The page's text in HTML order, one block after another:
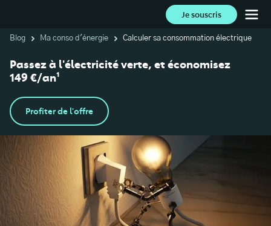
Je souscris
Blog Ma conso d'énergie Calculer sa consommation électrique
Passez à l'électricité verte, et économisez
149 €/an¹
Profiter de l'offre